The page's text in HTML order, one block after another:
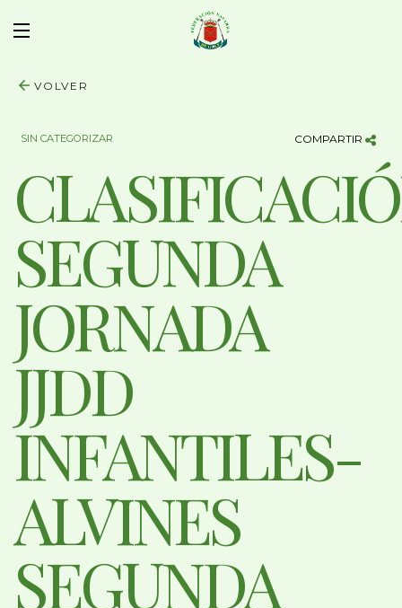
VOLVER
SIN CATEGORIZAR COMPARTIR
SEGUNDA
JORNADA
JJDD
INFANTILES-
ALVINES
SEGUNDA